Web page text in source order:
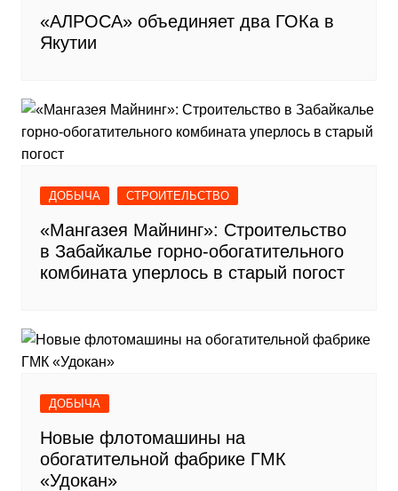
«АЛРОСА» объединяет два ГОКа в
Якутии
ДОБЫЧА СТРОИТЕЛЬСТВО
«Мангазея Майнинг»: Строительство
в Забайкалье горно-обогатительного
комбината уперлось в старый погост
ДОБЫЧА
Новые флотомашины на
обогатительной фабрике ГМК
«Удокан»